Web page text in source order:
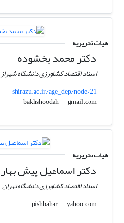
هیات تحریریه
دکتر محمد بخشوده
استاد اقتصاد کشاورزی دانشگاه شیراز
shirazu.ac.ir/age_dep/node/21
bakhshoodeh
gmail.com
هیات تحریریه
دکتر اسماعیل پیش بهار
استاد اقتصاد کشاورزی دانشگاه تهران
pishbahar
yahoo.com